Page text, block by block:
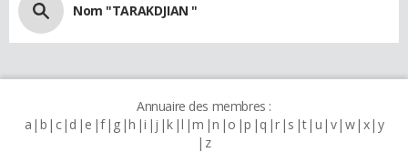
Nom "TARAKDJIAN "
Annuaire des membres :
a b c d e f g h i j k l m n o p q r s t u v w x y
z